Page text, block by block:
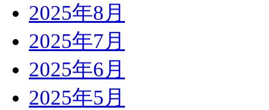
2025年8月
2025年7月
2025年6月
2025年5月